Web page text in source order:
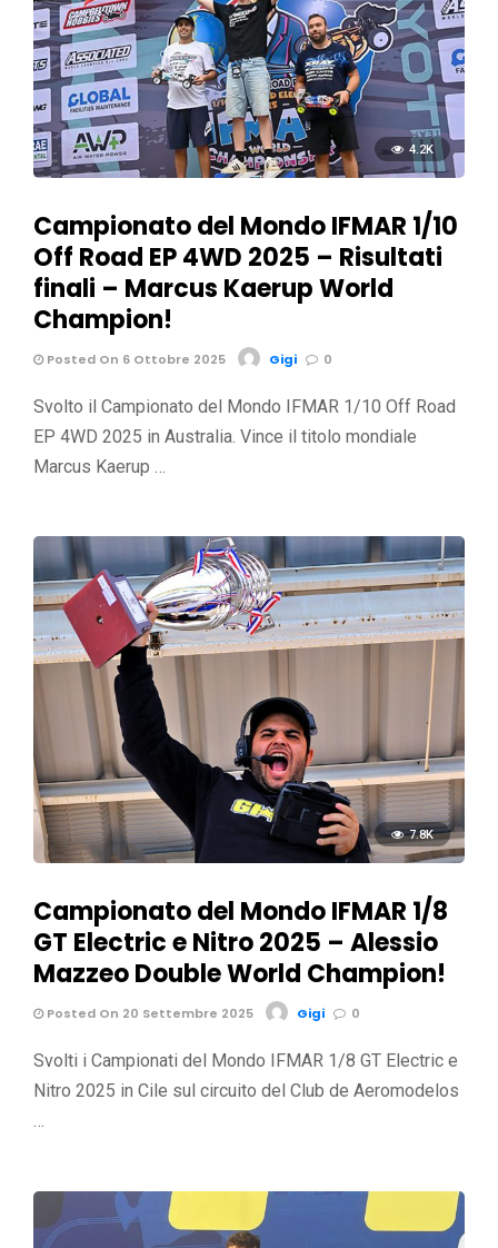
4.2K
Campionato del Mondo IFMAR 1/10
Off Road EP 4WD 2025 – Risultati
finali – Marcus Kaerup World
Champion!
Posted On 6 Ottobre 2025 Gigi 0
Svolto il Campionato del Mondo IFMAR 1/10 Off Road
EP 4WD 2025 in Australia. Vince il titolo mondiale
Marcus Kaerup …
7.8K
Campionato del Mondo IFMAR 1/8
GT Electric e Nitro 2025 – Alessio
Mazzeo Double World Champion!
Posted On 20 Settembre 2025 Gigi 0
Svolti i Campionati del Mondo IFMAR 1/8 GT Electric e
Nitro 2025 in Cile sul circuito del Club de Aeromodelos
…